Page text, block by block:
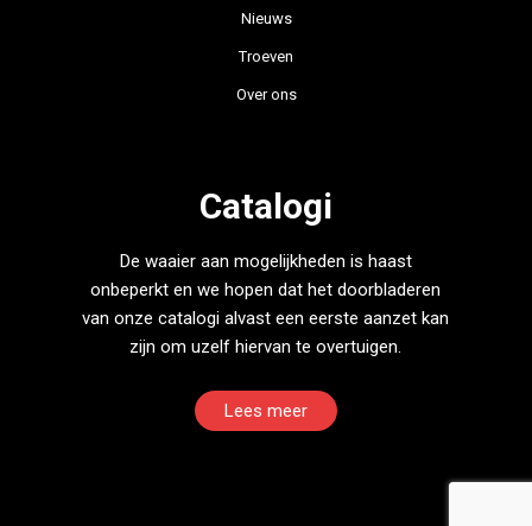
Nieuws
Troeven
Over ons
Catalogi
De waaier aan mogelijkheden is haast
onbeperkt en we hopen dat het doorbladeren
van onze catalogi alvast een eerste aanzet kan
zijn om uzelf hiervan te overtuigen.
Lees meer